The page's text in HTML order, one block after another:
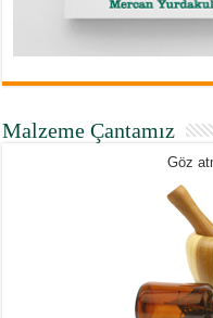
Malzeme Çantamız
Göz